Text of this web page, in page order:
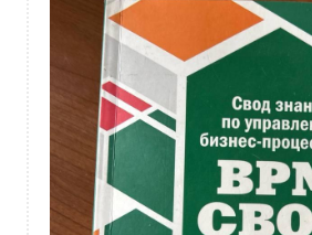
модой. Продакт-
Выпускники
0 комментариев
Кооперация,
и подтверждение
0 комментариев